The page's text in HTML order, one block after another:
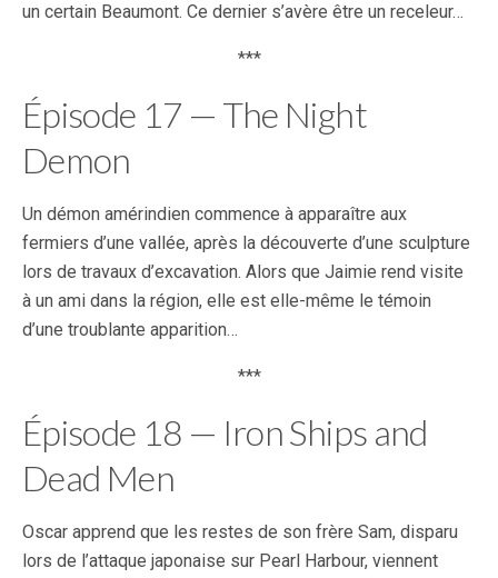
un certain Beaumont. Ce dernier s’avère être un receleur…
***
Épisode 17 — The Night
Demon
Un démon amérindien commence à apparaître aux
fermiers d’une vallée, après la découverte d’une sculpture
lors de travaux d’excavation. Alors que Jaimie rend visite
à un ami dans la région, elle est elle-même le témoin
d’une troublante apparition…
***
Épisode 18 — Iron Ships and
Dead Men
Oscar apprend que les restes de son frère Sam, disparu
lors de l’attaque japonaise sur Pearl Harbour, viennent